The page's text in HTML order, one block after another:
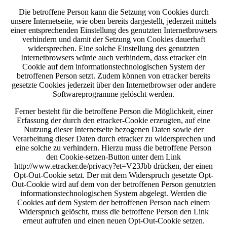
Die betroffene Person kann die Setzung von Cookies durch
unsere Internetseite, wie oben bereits dargestellt, jederzeit mittels
einer entsprechenden Einstellung des genutzten Internetbrowsers
verhindern und damit der Setzung von Cookies dauerhaft
widersprechen. Eine solche Einstellung des genutzten
Internetbrowsers würde auch verhindern, dass etracker ein
Cookie auf dem informationstechnologischen System der
betroffenen Person setzt. Zudem können von etracker bereits
gesetzte Cookies jederzeit über den Internetbrowser oder andere
Softwareprogramme gelöscht werden.
Ferner besteht für die betroffene Person die Möglichkeit, einer
Erfassung der durch den etracker-Cookie erzeugten, auf eine
Nutzung dieser Internetseite bezogenen Daten sowie der
Verarbeitung dieser Daten durch etracker zu widersprechen und
eine solche zu verhindern. Hierzu muss die betroffene Person
den Cookie-setzen-Button unter dem Link
http://www.etracker.de/privacy?et=V23Jbb drücken, der einen
Opt-Out-Cookie setzt. Der mit dem Widerspruch gesetzte Opt-
Out-Cookie wird auf dem von der betroffenen Person genutzten
informationstechnologischen System abgelegt. Werden die
Cookies auf dem System der betroffenen Person nach einem
Widerspruch gelöscht, muss die betroffene Person den Link
erneut aufrufen und einen neuen Opt-Out-Cookie setzen.